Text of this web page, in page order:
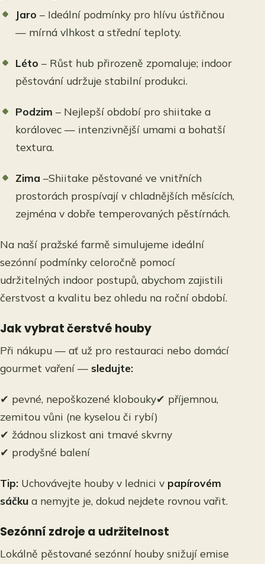
Jaro – Ideální podmínky pro hlívu ústřičnou
— mírná vlhkost a střední teploty.
Léto – Růst hub přirozeně zpomaluje; indoor
pěstování udržuje stabilní produkci.
Podzim – Nejlepší období pro shiitake a
korálovec — intenzivnější umami a bohatší
textura.
Zima –Shiitake pěstované ve vnitřních
prostorách prospívají v chladnějších měsících,
zejména v dobře temperovaných pěstírnách.
Na naší pražské farmě simulujeme ideální
sezónní podmínky celoročně pomocí
udržitelných indoor postupů, abychom zajistili
čerstvost a kvalitu bez ohledu na roční období.
Jak vybrat čerstvé houby
Při nákupu — ať už pro restauraci nebo domácí
gourmet vaření — sledujte:
✔ pevné, nepoškozené klobouky✔ příjemnou,
zemitou vůni (ne kyselou či rybí)
✔ žádnou slizkost ani tmavé skvrny
✔ prodyšné balení
Tip: Uchovávejte houby v lednici v papírovém
sáčku a nemyjte je, dokud nejdete rovnou vařit.
Sezónní zdroje a udržitelnost
Lokálně pěstované sezónní houby snižují emise